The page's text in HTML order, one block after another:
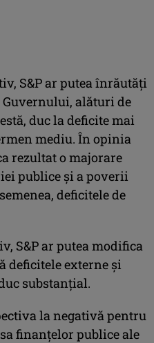
S&P ar putea înrăutăţi
alături de
duc la deficite mai
mediu. În opinia
rezultat o majorare
publice şi a poverii
deficitele de
S&P ar putea modifica
deficitele externe şi
substanţial.
la negativă pentru
finanţelor publice ale